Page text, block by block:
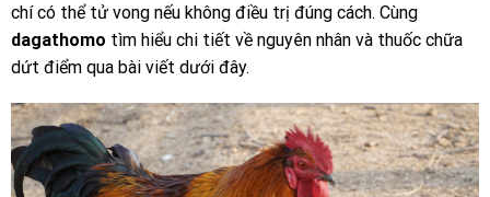
chí có thể tử vong nếu không điều trị đúng cách. Cùng
dagathomo tìm hiểu chi tiết về nguyên nhân và thuốc chữa
dứt điểm qua bài viết dưới đây.